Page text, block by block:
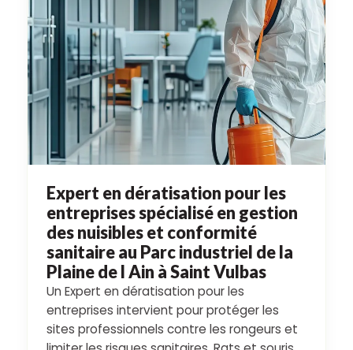
Expert en dératisation pour les
entreprises spécialisé en gestion
des nuisibles et conformité
sanitaire au Parc industriel de la
Plaine de l Ain à Saint Vulbas
Un Expert en dératisation pour les
entreprises intervient pour protéger les
sites professionnels contre les rongeurs et